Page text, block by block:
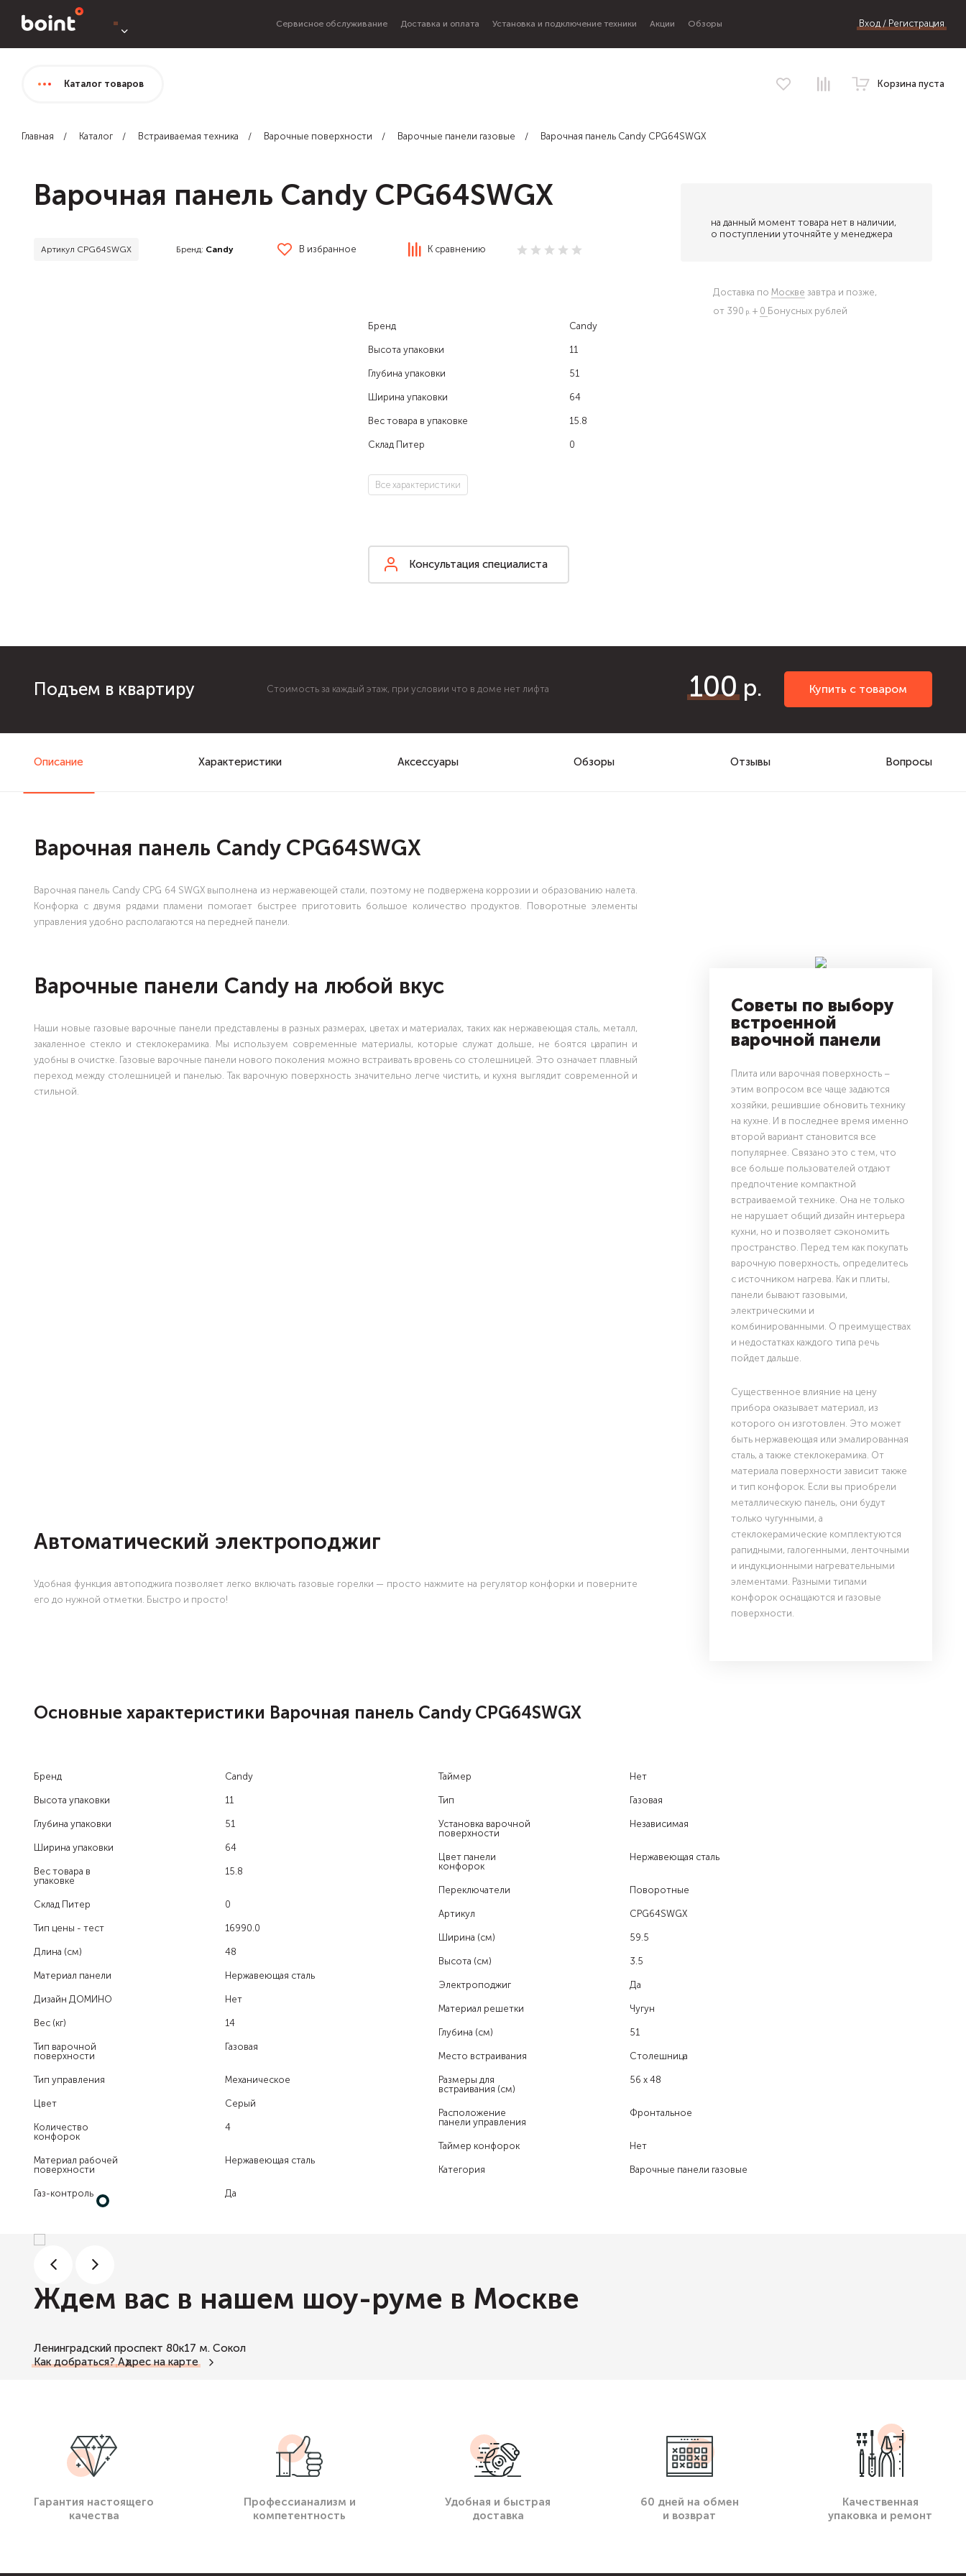
Сервисное обслуживание Доставка и оплата Установка и подключение техники Акции Обзоры Вход / Регистрация
Каталог товаров Корзина пуста
Главная Каталог Встраиваемая техника Варочные поверхности Варочные панели газовые Варочная панель Candy CPG64SWGX
Варочная панель Candy CPG64SWGX
Артикул CPG64SWGX Бренд: Candy В избранное К сравнению
Бренд Candy
Высота упаковки 11
Глубина упаковки 51
Ширина упаковки 64
Вес товара в упаковке 15.8
Склад Питер 0
Все характеристики
Консультация специалиста
на данный момент товара нет в наличии,
о поступлении уточняйте у менеджера
Доставка по Москве завтра и позже,
от 390
+ 0 Бонусных рублей
Подъем в квартиру Стоимость за каждый этаж, при условии что в доме нет лифта 100 Купить с товаром
Описание Характеристики Аксессуары Обзоры Отзывы Вопросы
Варочная панель Candy CPG64SWGX
Варочная панель Candy CPG 64 SWGX выполнена из нержавеющей стали, поэтому не подвержена коррозии и образованию налета.
Конфорка с двумя рядами пламени помогает быстрее приготовить большое количество продуктов. Поворотные элементы
управления удобно располагаются на передней панели.
Варочные панели Candy на любой вкус
Наши новые газовые варочные панели представлены в разных размерах, цветах и материалах, таких как нержавеющая сталь, металл,
закаленное стекло и стеклокерамика. Мы используем современные материалы, которые служат дольше, не боятся царапин и
удобны в очистке. Газовые варочные панели нового поколения можно встраивать вровень со столешницей. Это означает плавный
переход между столешницей и панелью. Так варочную поверхность значительно легче чистить, и кухня выглядит современной и
стильной.
Автоматический электроподжиг
Удобная функция автоподжига позволяет легко включать газовые горелки — просто нажмите на регулятор конфорки и поверните
его до нужной отметки. Быстро и просто!
Советы по выбору
встроенной
варочной панели
Плита или варочная поверхность –
этим вопросом все чаще задаются
хозяйки, решившие обновить технику
на кухне. И в последнее время именно
второй вариант становится все
популярнее. Связано это с тем, что
все больше пользователей отдают
предпочтение компактной
встраиваемой технике. Она не только
не нарушает общий дизайн интерьера
кухни, но и позволяет сэкономить
пространство. Перед тем как покупать
варочную поверхность, определитесь
с источником нагрева. Как и плиты,
панели бывают газовыми,
электрическими и
комбинированными. О преимуществах
и недостатках каждого типа речь
пойдет дальше.
Существенное влияние на цену
прибора оказывает материал, из
которого он изготовлен. Это может
быть нержавеющая или эмалированная
сталь, а также стеклокерамика. От
материала поверхности зависит также
и тип конфорок. Если вы приобрели
металлическую панель, они будут
только чугунными, а
стеклокерамические комплектуются
рапидными, галогенными, ленточными
и индукционными нагревательными
элементами. Разными типами
конфорок оснащаются и газовые
поверхности.
Основные характеристики Варочная панель Candy CPG64SWGX
Бренд Candy
Высота упаковки 11
Глубина упаковки 51
Ширина упаковки 64
Вес товара в
упаковке
15.8
Склад Питер 0
Тип цены - тест 16990.0
Длина (см) 48
Материал панели Нержавеющая сталь
Дизайн ДОМИНО Нет
Вес (кг) 14
Тип варочной
поверхности
Газовая
Тип управления Механическое
Цвет Серый
Количество
конфорок
4
Материал рабочей
поверхности
Нержавеющая сталь
Газ-контроль Да
Таймер Нет
Тип Газовая
Установка варочной
поверхности
Независимая
Цвет панели
конфорок
Нержавеющая сталь
Переключатели Поворотные
Артикул CPG64SWGX
Ширина (см) 59.5
Высота (см) 3.5
Электроподжиг Да
Материал решетки Чугун
Глубина (см) 51
Место встраивания Столешница
Размеры для
встраивания (см)
56 х 48
Расположение
панели управления
Фронтальное
Таймер конфорок Нет
Категория Варочные панели газовые
Ждем вас в нашем шоу-руме в Москве
Ленинградский проспект 80к17 м. Сокол
Как добраться? Адрес на карте
Гарантия настоящего
качества
Профессианализм и
компетентность
Удобная и быстрая
доставка
60 дней на обмен
и возврат
Качественная
упаковка и ремонт